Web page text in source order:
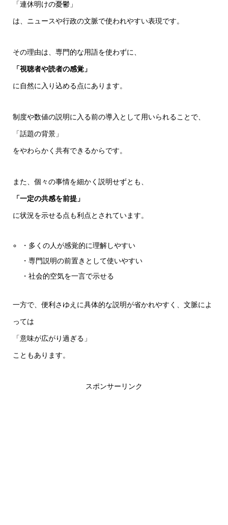
「連休明けの憂鬱」
は、ニュースや行政の文脈で使われやすい表現です。
その理由は、専門的な用語を使わずに、
「視聴者や読者の感覚」
に自然に入り込める点にあります。
制度や数値の説明に入る前の導入として用いられることで、
「話題の背景」
をやわらかく共有できるからです。
また、個々の事情を細かく説明せずとも、
「一定の共感を前提」
に状況を示せる点も利点とされています。
・多くの人が感覚的に理解しやすい
・専門説明の前置きとして使いやすい
・社会的空気を一言で示せる
一方で、便利さゆえに具体的な説明が省かれやすく、文脈によ
っては
「意味が広がり過ぎる」
こともあります。
スポンサーリンク